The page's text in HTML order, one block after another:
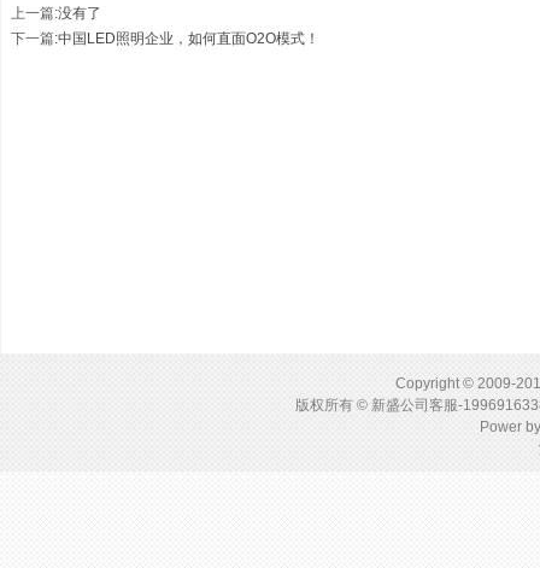
上一篇:没有了
下一篇:中国LED照明企业，如何直面O2O模式！
Copyright © 2009-
版权所有 © 新盛公司客服-
Power